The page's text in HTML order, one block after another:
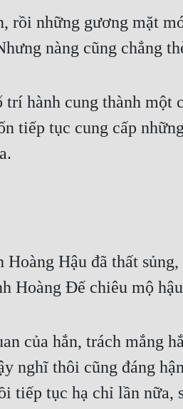
rồi những gương mặt
nàng cũng chẳng
hành cung thành một
tiếp tục cung cấp
Hậu đã thất
Hoàng Đế chiêu mộ
của hắn, trách mắng
nghĩ thôi cũng đáng
tiếp tục hạ chỉ lần nữa,